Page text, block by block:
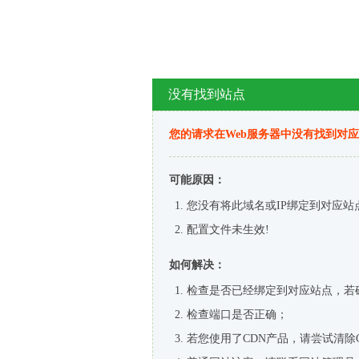
没有找到站点
您的请求在Web服务器中没有找到对
可能原因：
您没有将此域名或IP绑定到对应站
配置文件未生效!
如何解决：
检查是否已经绑定到对应站点，
检查端口是否正确；
若您使用了CDN产品，请尝试清除